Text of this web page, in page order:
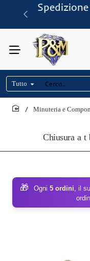
Tutto
Cerca..
Chiusura a t
Minuteria e
🎁 Ogni 5 ordini, il